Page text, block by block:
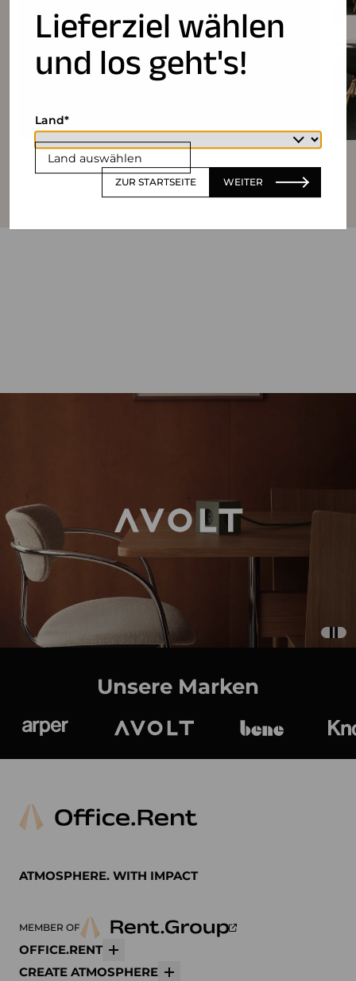
Lieferziel wählen
und los geht's!
Land auswählen
Land
ZUR STARTSEITE WEITER
Unsere Marken
ATMOSPHERE. WITH IMPACT
MEMBER OF
OFFICE.RENT
CREATE ATMOSPHERE